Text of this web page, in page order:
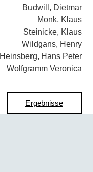
Budwill, Dietmar
Monk, Klaus
Steinicke, Klaus
Wildgans, Henry
Heinsberg, Hans Peter
Wolfgramm Veronica
Ergebnisse